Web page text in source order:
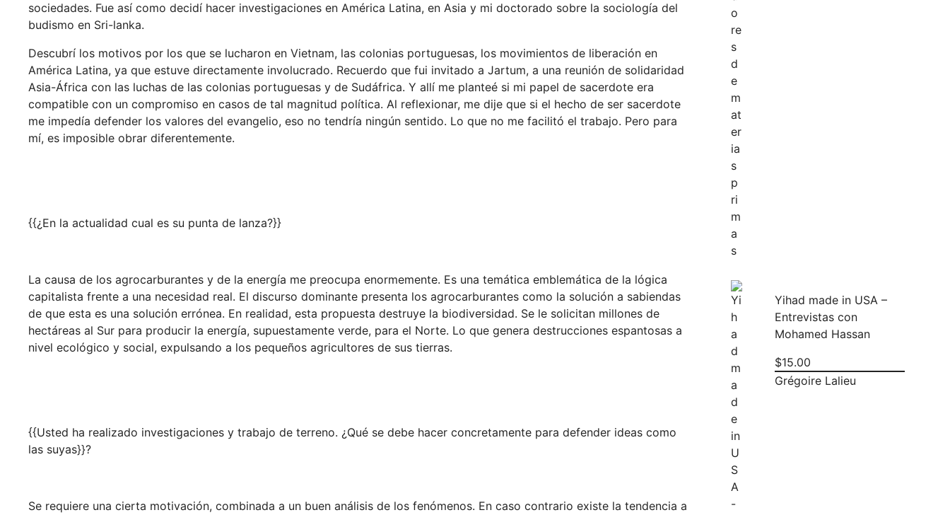
sociedades. Fue así como decidí hacer investigaciones en América Latina, en Asia y mi doctorado sobre la sociología del
budismo en Sri-lanka.
Descubrí los motivos por los que se lucharon en Vietnam, las colonias portuguesas, los movimientos de liberación en
América Latina, ya que estuve directamente involucrado. Recuerdo que fui invitado a Jartum, a una reunión de solidaridad
Asia-África con las luchas de las colonias portuguesas y de Sudáfrica. Y allí me planteé si mi papel de sacerdote era
compatible con un compromiso en casos de tal magnitud política. Al reflexionar, me dije que si el hecho de ser sacerdote
me impedía defender los valores del evangelio, eso no tendría ningún sentido. Lo que no me facilitó el trabajo. Pero para
mí, es imposible obrar diferentemente.
{{¿En la actualidad cual es su punta de lanza?}}
La causa de los agrocarburantes y de la energía me preocupa enormemente. Es una temática emblemática de la lógica
capitalista frente a una necesidad real. El discurso dominante presenta los agrocarburantes como la solución a sabiendas
de que esta es una solución errónea. En realidad, esta propuesta destruye la biodiversidad. Se le solicitan millones de
hectáreas al Sur para producir la energía, supuestamente verde, para el Norte. Lo que genera destrucciones espantosas a
nivel ecológico y social, expulsando a los pequeños agricultores de sus tierras.
{{Usted ha realizado investigaciones y trabajo de terreno. ¿Qué se debe hacer concretamente para defender ideas como
las suyas}}?
Se requiere una cierta motivación, combinada a un buen análisis de los fenómenos. En caso contrario existe la tendencia a
Yihad made in USA –
Entrevistas con
Mohamed Hassan
$15.00
Grégoire Lalieu